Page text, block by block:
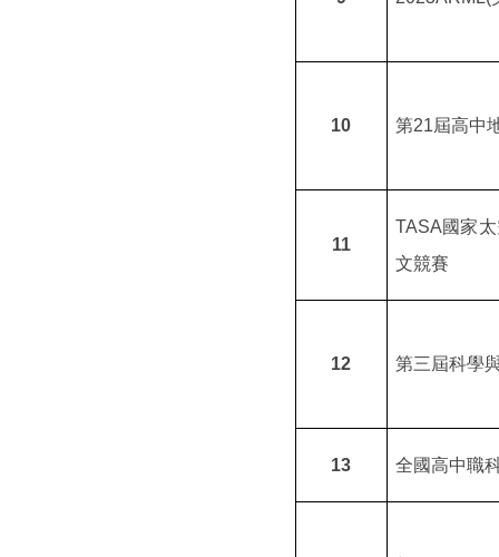
10 第21屆高中
11
TASA國家
文競賽
12 第三屆科學
13 全國高中職